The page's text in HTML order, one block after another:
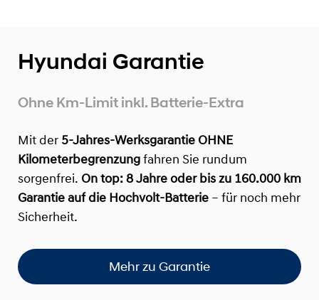
Hyundai Garantie
Ohne Km-Limit inkl. Batterie-Extra
Mit der 5-Jahres-Werksgarantie OHNE
Kilometerbegrenzung fahren Sie rundum
sorgenfrei. On top: 8 Jahre oder bis zu 160.000 km
Garantie auf die Hochvolt-Batterie – für noch mehr
Sicherheit.
Mehr zu Garantie